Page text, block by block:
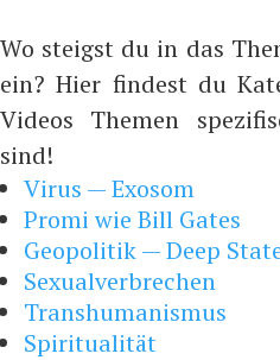
Wo steigst du in das
ein? Hier findest du
Videos Themen
sind!
Virus — Exosom
Promi wie Bill Gates
Geopolitik — Deep
Sexualverbrechen
Transhumanismus
Spiritualität